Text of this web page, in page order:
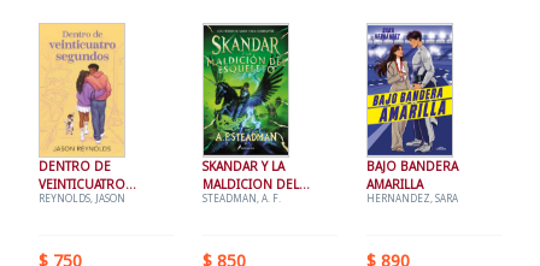
DENTRO DE
VEINTICUATRO
SEGUNDOS
REYNOLDS, JASON
$ 750
SKANDAR Y LA
MALDICION DEL
ESQUELETO
STEADMAN, A. F.
$ 850
BAJO BANDERA
AMARILLA
HERNANDEZ, SARA
$ 890